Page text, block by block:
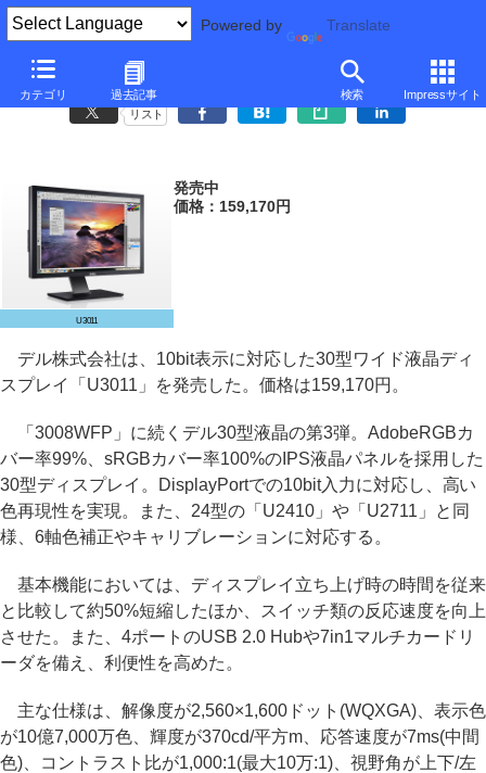
Powered by Translate
カテゴリ 過去記事 検索 Impressサイト
デル、10bit表示対応の30型ワイド液晶「U3011」
リスト
U3011
発売中
価格：159,170円
デル株式会社は、10bit表示に対応した30型ワイド液晶ディ
スプレイ「U3011」を発売した。価格は159,170円。
「3008WFP」に続くデル30型液晶の第3弾。AdobeRGBカ
バー率99%、sRGBカバー率100%のIPS液晶パネルを採用した
30型ディスプレイ。DisplayPortでの10bit入力に対応し、高い
色再現性を実現。また、24型の「U2410」や「U2711」と同
様、6軸色補正やキャリブレーションに対応する。
基本機能においては、ディスプレイ立ち上げ時の時間を従来
と比較して約50%短縮したほか、スイッチ類の反応速度を向上
させた。また、4ポートのUSB 2.0 Hubや7in1マルチカードリ
ーダを備え、利便性を高めた。
主な仕様は、解像度が2,560×1,600ドット(WQXGA)、表示色
が10億7,000万色、輝度が370cd/平方m、応答速度が7ms(中間
色)、コントラスト比が1,000:1(最大10万:1)、視野角が上下/左